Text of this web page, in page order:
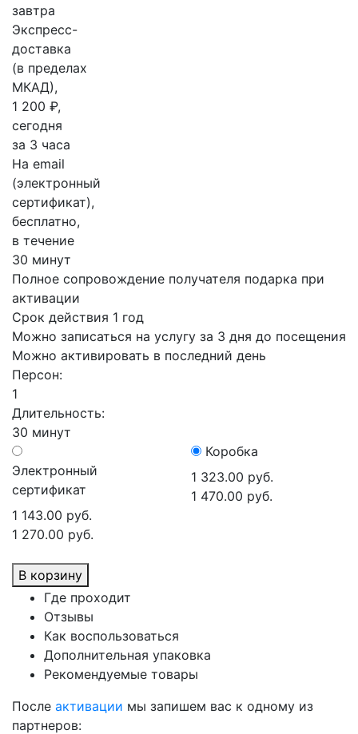
завтра
Экспресс-
доставка
(в пределах
МКАД),
1 200 ₽,
сегодня
за 3 часа
На email
(электронный
сертификат),
бесплатно,
в течение
30 минут
Полное сопровождение получателя подарка при
активации
Срок действия 1 год
Можно записаться на услугу за 3 дня до посещения
Можно активировать в последний день
Персон:
1
Длительность:
30 минут
Электронный
сертификат
1 143.00 руб.
1 270.00 руб.
Коробка
1 323.00 руб.
1 470.00 руб.
В корзину
Где проходит
Отзывы
Как воспользоваться
Дополнительная упаковка
Рекомендуемые товары
После активации мы запишем вас к одному из
партнеров: